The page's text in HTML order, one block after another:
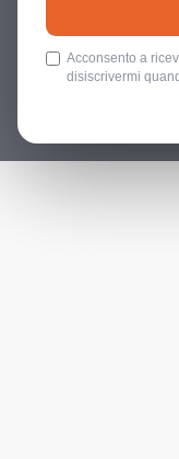
Acconsento a
disiscrivermi